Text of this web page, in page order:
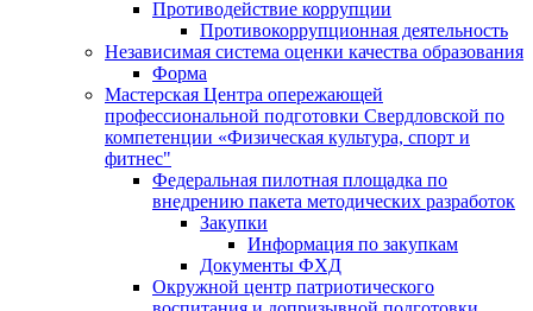
Противодействие коррупции
Противокоррупционная деятельность
Независимая система оценки качества образования
Форма
Мастерская Центра опережающей
профессиональной подготовки Свердловской по
компетенции «Физическая культура, спорт и
фитнес"
Федеральная пилотная площадка по
внедрению пакета методических разработок
Закупки
Информация по закупкам
Документы ФХД
Окружной центр патриотического